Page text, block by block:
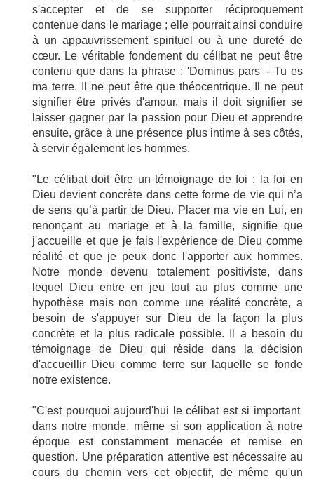
s'accepter et de se supporter réciproquement
contenue dans le mariage ; elle pourrait ainsi conduire
à un appauvrissement spirituel ou à une dureté de
cœur. Le véritable fondement du célibat ne peut être
contenu que dans la phrase : 'Dominus pars' - Tu es
ma terre. Il ne peut être que théocentrique. Il ne peut
signifier être privés d'amour, mais il doit signifier se
laisser gagner par la passion pour Dieu et apprendre
ensuite, grâce à une présence plus intime à ses côtés,
à servir également les hommes.
"Le célibat doit être un témoignage de foi : la foi en
Dieu devient concrète dans cette forme de vie qui n’a
de sens qu’à partir de Dieu. Placer ma vie en Lui, en
renonçant au mariage et à la famille, signifie que
j'accueille et que je fais l'expérience de Dieu comme
réalité et que je peux donc l'apporter aux hommes.
Notre monde devenu totalement positiviste, dans
lequel Dieu entre en jeu tout au plus comme une
hypothèse mais non comme une réalité concrète, a
besoin de s'appuyer sur Dieu de la façon la plus
concrète et la plus radicale possible. Il a besoin du
témoignage de Dieu qui réside dans la décision
d'accueillir Dieu comme terre sur laquelle se fonde
notre existence.
"C'est pourquoi aujourd'hui le célibat est si important
dans notre monde, même si son application à notre
époque est constamment menacée et remise en
question. Une préparation attentive est nécessaire au
cours du chemin vers cet objectif, de même qu'un